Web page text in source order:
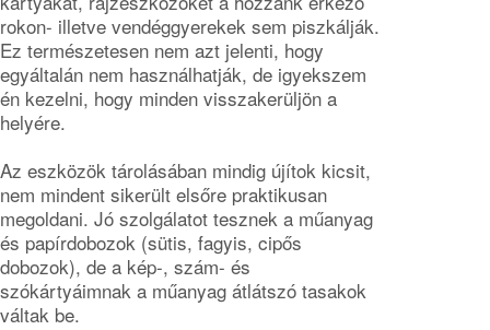
rokon- illetve vendéggyerekek sem piszkálják.
Ez természetesen nem azt jelenti, hogy
egyáltalán nem használhatják, de igyekszem
én kezelni, hogy minden visszakerüljön a
helyére.
Az eszközök tárolásában mindig újítok kicsit,
nem mindent sikerült elsőre praktikusan
megoldani. Jó szolgálatot tesznek a műanyag
és papírdobozok (sütis, fagyis, cipős
dobozok), de a kép-, szám- és
szókártyáimnak a műanyag átlátszó tasakok
váltak be.